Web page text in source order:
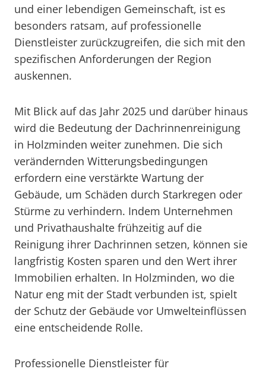
und einer lebendigen Gemeinschaft, ist es
besonders ratsam, auf professionelle
Dienstleister zurückzugreifen, die sich mit den
spezifischen Anforderungen der Region
auskennen.
Mit Blick auf das Jahr 2025 und darüber hinaus
wird die Bedeutung der Dachrinnenreinigung
in Holzminden weiter zunehmen. Die sich
verändernden Witterungsbedingungen
erfordern eine verstärkte Wartung der
Gebäude, um Schäden durch Starkregen oder
Stürme zu verhindern. Indem Unternehmen
und Privathaushalte frühzeitig auf die
Reinigung ihrer Dachrinnen setzen, können sie
langfristig Kosten sparen und den Wert ihrer
Immobilien erhalten. In Holzminden, wo die
Natur eng mit der Stadt verbunden ist, spielt
der Schutz der Gebäude vor Umwelteinflüssen
eine entscheidende Rolle.
Professionelle Dienstleister für